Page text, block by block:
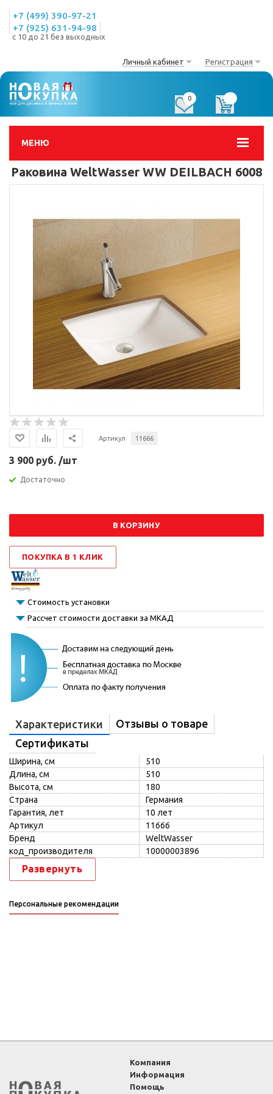
+7 (499) 390-97-21
+7 (925) 631-94-98
с 10 до 21 без выходных
Личный кабинет Регистрация
МЕНЮ
0
Раковина WeltWasser WW DEILBACH 6008
Артикул 11666
3 900 руб. /шт
Достаточно
В КОРЗИНУ
ПОКУПКА В 1 КЛИК
Стоимость установки
Рассчет стоимости доставки за МКАД
Характеристики
Отзывы о товаре
Сертификаты
Ширина, см
510
Длина, см
510
Высота, см
180
Страна
Германия
Гарантия, лет
10 лет
Артикул
11666
Бренд
WeltWasser
код_производителя
10000003896
Развернуть
Персональные рекомендации
Компания
Информация
Помощь